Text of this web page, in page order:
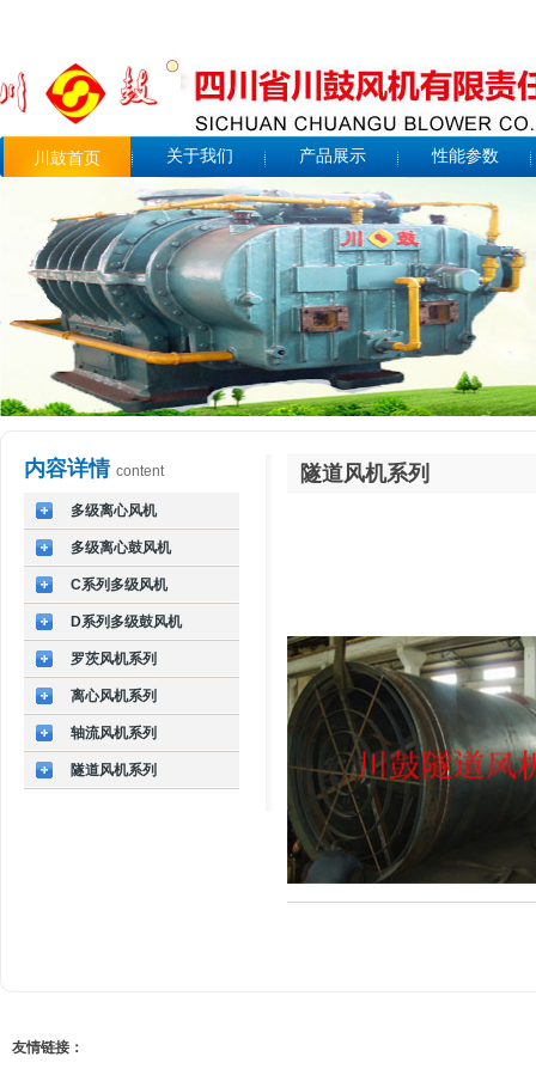
川鼓首页 关于我们 产品展示 性能参数
内容详情 content
多级离心风机
多级离心鼓风机
C系列多级风机
D系列多级鼓风机
罗茨风机系列
离心风机系列
轴流风机系列
隧道风机系列
隧道风机系列
友情链接：